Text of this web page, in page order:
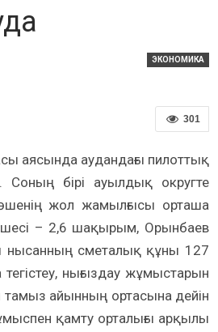
ЭКОНОМИКА
301
аясында аудандағы пилоттық
бірі ауылдық округте
жол жамылғысы орташа
– 2,6 шақырым, Орынбаев
сметалық құны 127
нығыздау жұмыстарын
тамыз айынның ортасына дейін
қамту орталығы арқылы